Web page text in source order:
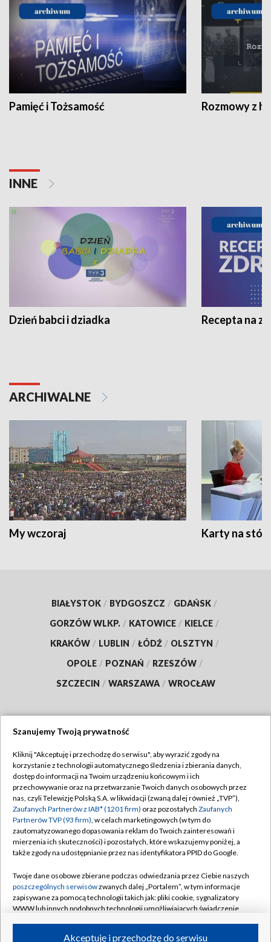
Pamięć i Tożsamość Rozmowy z
INNE
Dzień babci i dziadka Recepta na
ARCHIWALNE
My wczoraj Karty na
BIAŁYSTOK / BYDGOSZCZ / GDAŃSK /
GORZÓW WLKP. / KATOWICE / KIELCE /
KRAKÓW / LUBLIN / ŁÓDŹ / OLSZTYN /
OPOLE / POZNAŃ / RZESZÓW /
SZCZECIN / WARSZAWA / WROCŁAW
TVP
Abonament TVP
Emisja w TVP
Centrum informacji TVP
Naziemna Telewizja Cyfrowa
Rada Programowa
System NOS
Informacje o nadawcy
Regulamin TVP
Polityka prywatności
Moje zgody
Pomoc
Kontakt
Kanały
Szanujemy Twoją prywatność
Kliknij "Akceptuję i przechodzę do serwisu", aby wyrazić zgody na
korzystanie z technologii automatycznego śledzenia i zbierania danych,
dostęp do informacji na Twoim urządzeniu końcowym i ich
przechowywanie oraz na przetwarzanie Twoich danych osobowych przez
nas, czyli Telewizję Polską S.A. w likwidacji (zwaną dalej również „TVP”),
Zaufanych Partnerów z IAB* (1201 firm) oraz pozostałych Zaufanych
Partnerów TVP (93 firm), w celach marketingowych (w tym do
zautomatyzowanego dopasowania reklam do Twoich zainteresowań i
mierzenia ich skuteczności) i pozostałych, które wskazujemy poniżej, a
także zgody na udostępnianie przez nas identyfikatora PPID do Google.
Twoje dane osobowe zbierane podczas odwiedzania przez Ciebie naszych
poszczególnych serwisówzwanych dalej „Portalem”, w tym informacje
zapisywane za pomocą technologii takich jak: pliki cookie, sygnalizatory
WWW lub innych podobnych technologii umożliwiających świadczenie
Akceptuję i przechodzę do serwisu